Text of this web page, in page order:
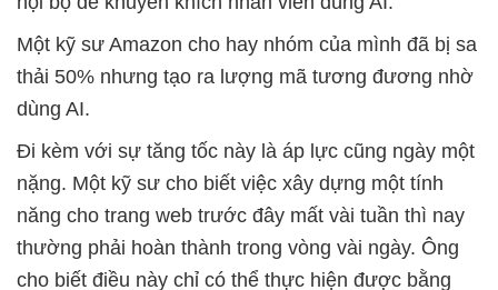
Một kỹ sư Amazon cho hay nhóm của mình đã bị sa
thải 50% nhưng tạo ra lượng mã tương đương nhờ
dùng AI.
Đi kèm với sự tăng tốc này là áp lực cũng ngày một
nặng. Một kỹ sư cho biết việc xây dựng một tính
năng cho trang web trước đây mất vài tuần thì nay
thường phải hoàn thành trong vòng vài ngày. Ông
cho biết điều này chỉ có thể thực hiện được bằng